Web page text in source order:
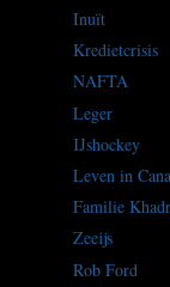
Inuït
Kredietcrisis
NAFTA
Leger
IJshockey
Leven in
Familie Khadr
Zeeijs
Rob Ford